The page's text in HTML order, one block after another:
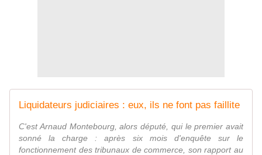
Liquidateurs judiciaires : eux, ils ne font pas faillite
C'est Arnaud Montebourg, alors député, qui le premier avait
sonné la charge : après six mois d'enquête sur le
fonctionnement des tribunaux de commerce, son rapport au